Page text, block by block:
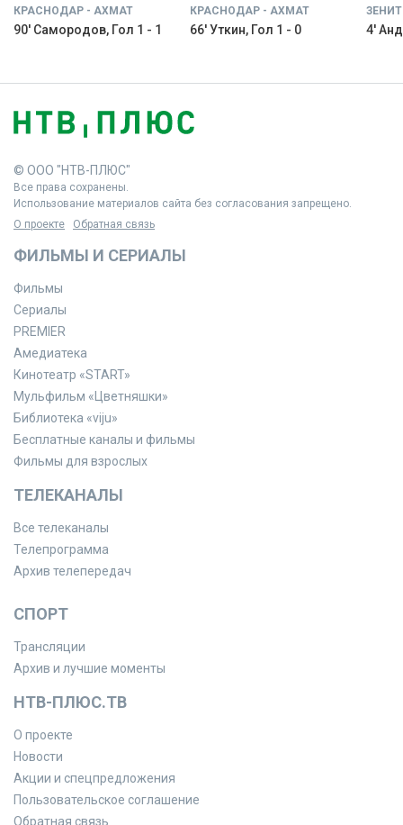
КРАСНОДАР - АХМАТ
90' Самородов, Гол 1 - 1
КРАСНОДАР - АХМАТ
66' Уткин, Гол 1 - 0 4'
© ООО "НТВ-ПЛЮС"
Все права сохранены.
Использование материалов сайта без согласования запрещено.
О проекте
Обратная связь
ФИЛЬМЫ И СЕРИАЛЫ
Фильмы
Сериалы
PREMIER
Амедиатека
Кинотеатр «START»
Мульфильм «Цветняшки»
Библиотека «viju»
Бесплатные каналы и фильмы
Фильмы для взрослых
ТЕЛЕКАНАЛЫ
Все телеканалы
Телепрограмма
Архив телепередач
СПОРТ
Трансляции
Архив и лучшие моменты
НТВ-ПЛЮС.ТВ
О проекте
Новости
Акции и спецпредложения
Пользовательское соглашение
Обратная связь